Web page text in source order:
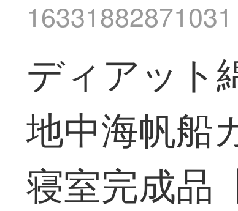
16331882871031
ディアット
地中海帆船
寝室完成品